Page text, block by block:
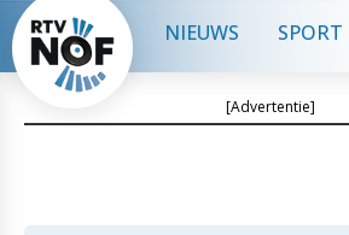
NIEUWS SPORT
[Advertentie]